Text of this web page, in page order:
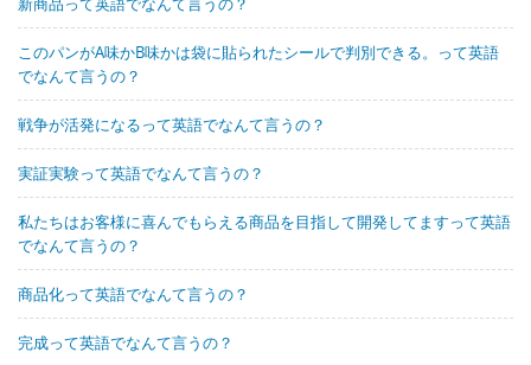
このパンがA味かB味かは袋に貼られたシールで判別できる。って英語
でなんて言うの？
戦争が活発になるって英語でなんて言うの？
実証実験って英語でなんて言うの？
私たちはお客様に喜んでもらえる商品を目指して開発してますって英語
でなんて言うの？
商品化って英語でなんて言うの？
完成って英語でなんて言うの？